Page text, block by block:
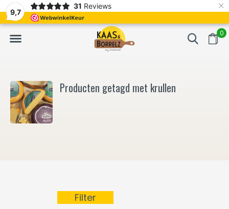
9,7
31 Reviews ×
0
Vers van het mes en gevacumeerd Vaak volgende
Producten getagd met krullen
Filter